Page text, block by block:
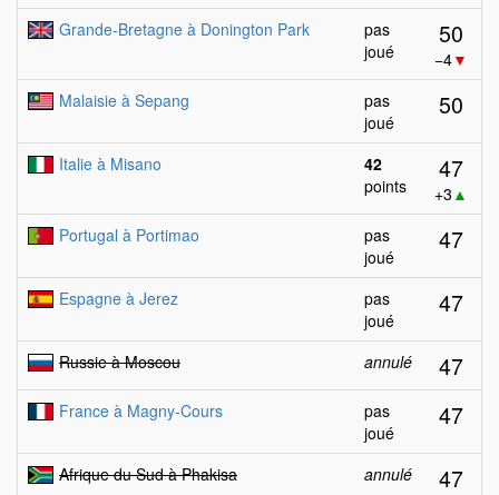
Grande-Bretagne à Donington Park
pas
joué
50
−4▼
Malaisie à Sepang
pas
joué
50
Italie à Misano
42
points
47
+3 ▲
Portugal à Portimao
pas
joué
47
Espagne à Jerez
pas
joué
47
Russie à Moscou annulé 47
France à Magny-Cours
pas
joué
47
Afrique du Sud à Phakisa annulé 47